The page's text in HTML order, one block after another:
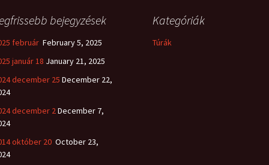
bejegyzések
február February 5, 2025
január 18 January 21, 2025
december 25 December 22,
december 2December 7,
október 20 October 23,
Kategóriák
Túrák